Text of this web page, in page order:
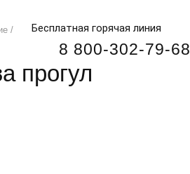
Бесплатная горячая линия
8 800-302-79-68
/
прогул
8 800-302-79-68